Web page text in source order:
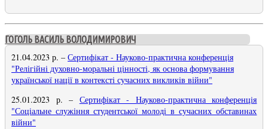
ГОГОЛЬ ВАСИЛЬ ВОЛОДИМИРОВИЧ
21.04.2023 р. – Сертифікат - Науково-практична конференція
"Релігійні духовно-моральні цінності, як основа формування
української нації в контексті сучасних викликів війни"
25.01.2023 р. – Сертифікат - Науково-практична конференція
"Соціальне служіння студентської молоді в сучасних обставинах
війни"